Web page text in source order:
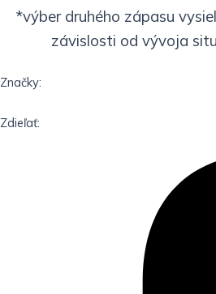
*výber druhého zápasu
závislosti od vývoja
Značky:
Zdieľať: